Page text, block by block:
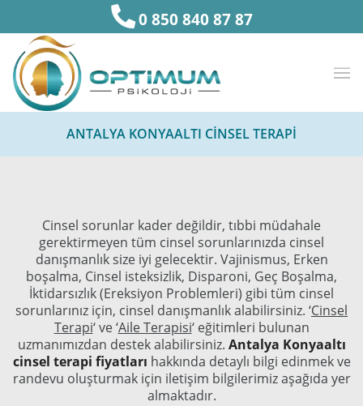
0 850 840 87 87
ANTALYA KONYAALTI CINSEL TERAPI
Cinsel sorunlar kader değildir, tıbbi müdahale
gerektirmeyen tüm cinsel sorunlarınızda cinsel
danışmanlık size iyi gelecektir. Vajinismus, Erken
boşalma, Cinsel isteksizlik, Disparoni, Geç Boşalma,
İktidarsızlık (Ereksiyon Problemleri) gibi tüm cinsel
sorunlarınız için, cinsel danışmanlık alabilirsiniz. ‘Cinsel
Terapi‘ ve ‘Aile Terapisi‘ eğitimleri bulunan
uzmanımızdan destek alabilirsiniz. Antalya Konyaaltı
cinsel terapi fiyatları hakkında detaylı bilgi edinmek ve
randevu oluşturmak için iletişim bilgilerimiz aşağıda yer
almaktadır.